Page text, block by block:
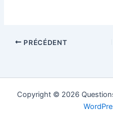
PRÉCÉDENT
Copyright © 2026